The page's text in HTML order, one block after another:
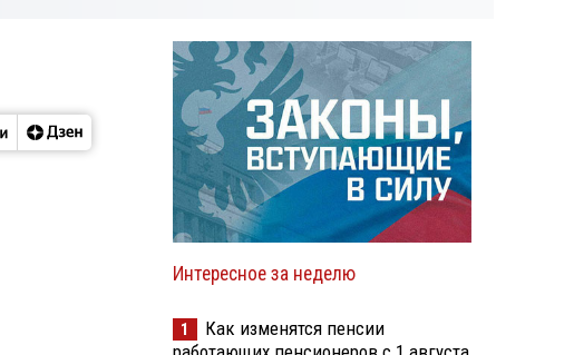
Интересное за неделю
1
Как изменятся пенсии